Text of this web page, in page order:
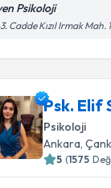
Psikoloji
Cadde Kızıl Irmak Mah.
Psk. Elif
Psikoloji
Ankara ,
5 (1575